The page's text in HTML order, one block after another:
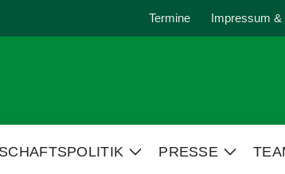
Termine Impressum &
Zeige
PRESSE
Zeige